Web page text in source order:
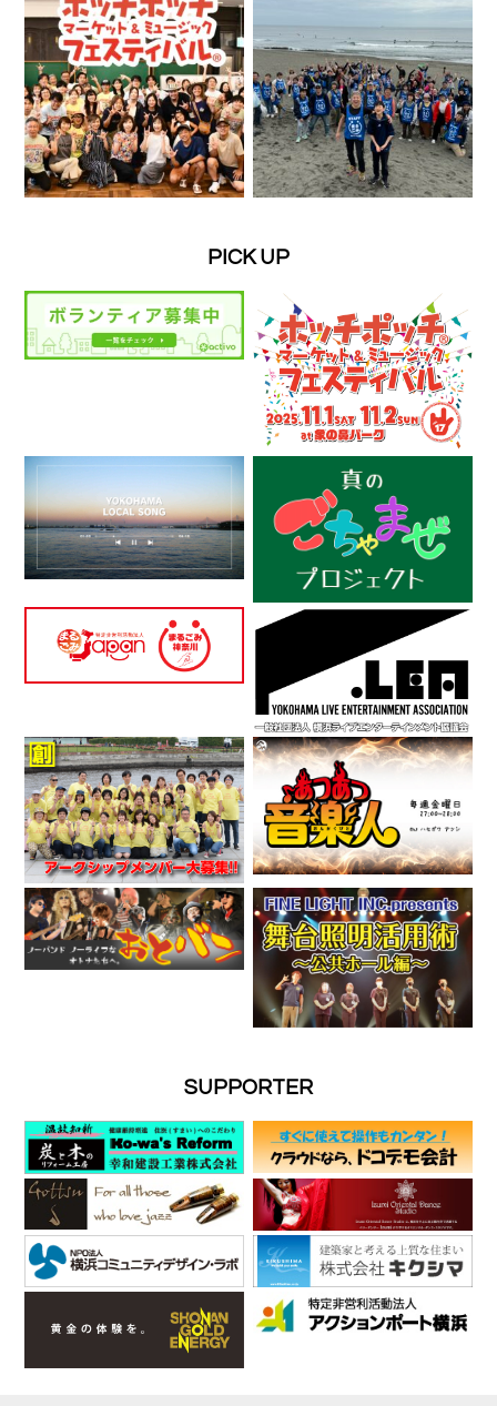
PICK UP
SUPPORTER